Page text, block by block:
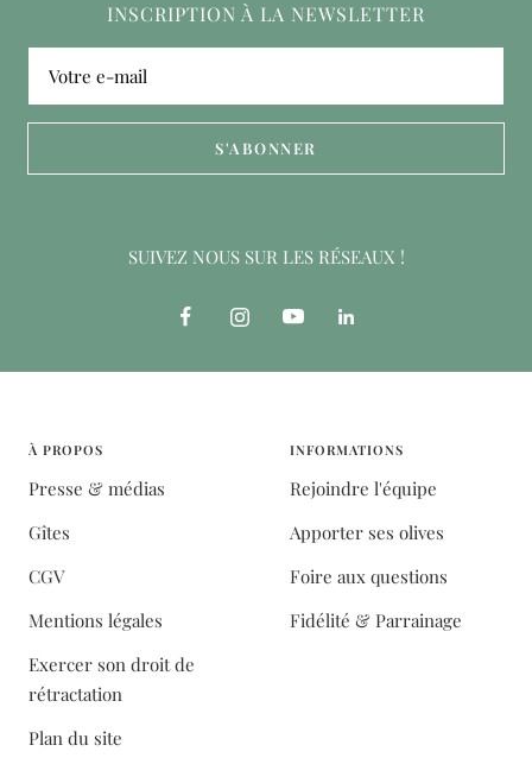
INSCRIPTION À LA NEWSLETTER
Votre e-mail
S'ABONNER
SUIVEZ NOUS SUR LES RÉSEAUX !
À PROPOS
Presse & médias
Gîtes
CGV
Mentions légales
Exercer son droit de
rétractation
Plan du site
INFORMATIONS
Rejoindre l'équipe
Apporter ses olives
Foire aux questions
Fidélité & Parrainage